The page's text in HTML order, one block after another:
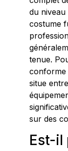
du
costume
tenue.
conforme
situe
sur des
Est-il